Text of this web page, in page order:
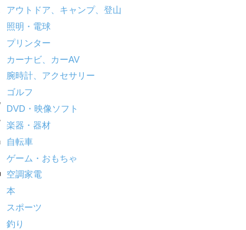
アウトドア、キャンプ、登山
照明・電球
プリンター
カーナビ、カーAV
腕時計、アクセサリー
ゴルフ
DVD・映像ソフト
楽器・器材
自転車
ゲーム・おもちゃ
空調家電
本
スポーツ
釣り